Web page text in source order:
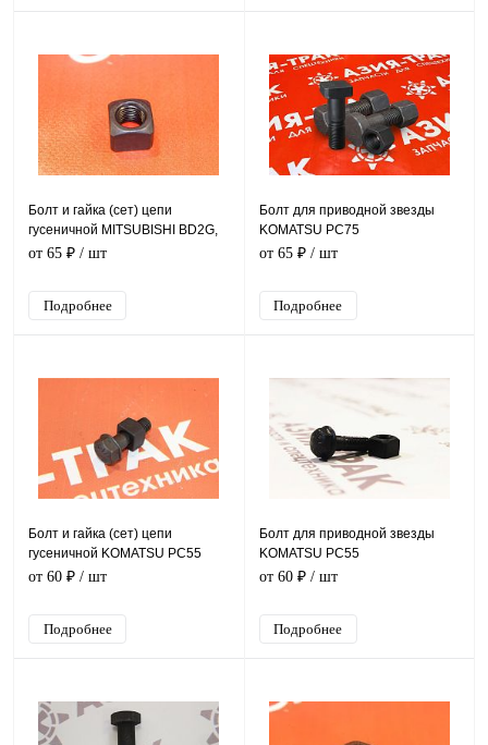
Болт и гайка (сет) цепи
гусеничной MITSUBISHI BD2G,
d13*L45
от 65 ₽ / шт
Подробнее
Болт для приводной звезды
KOMATSU PC75
от 65 ₽/ шт
Подробнее
Болт и гайка (сет) цепи
гусеничной KOMATSU PC55
от 60 ₽ / шт
Подробнее
Болт для приводной звезды
KOMATSU PC55
от 60 ₽/ шт
Подробнее